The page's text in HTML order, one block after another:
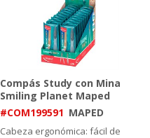
Compás Study con Mina
Smiling Planet Maped
Display x20
#COM199591 MAPED
Cabeza ergonómica: fácil de